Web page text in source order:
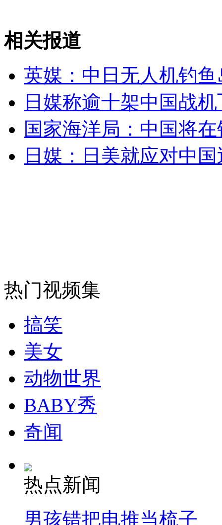
女孩北京地铁殴打老人 痛下狠手拳打脚踢
无痛分娩是否安全 医生回应
外交部：反对强权政治霸凌主义
走！跟着总书记去植树
消防员救轻生者
纽约上演“枕头大战”
司机酒驾遇交警 急速倒车逃窜
相关报道
英媒：中日无人机钓
日媒称逾十架中国战
国家海洋局：中国将
日媒：日美就应对中
热门视频集
搞笑
美女
动物世界
BABY秀
奇闻
热点新闻
男孩错把电推当梳子